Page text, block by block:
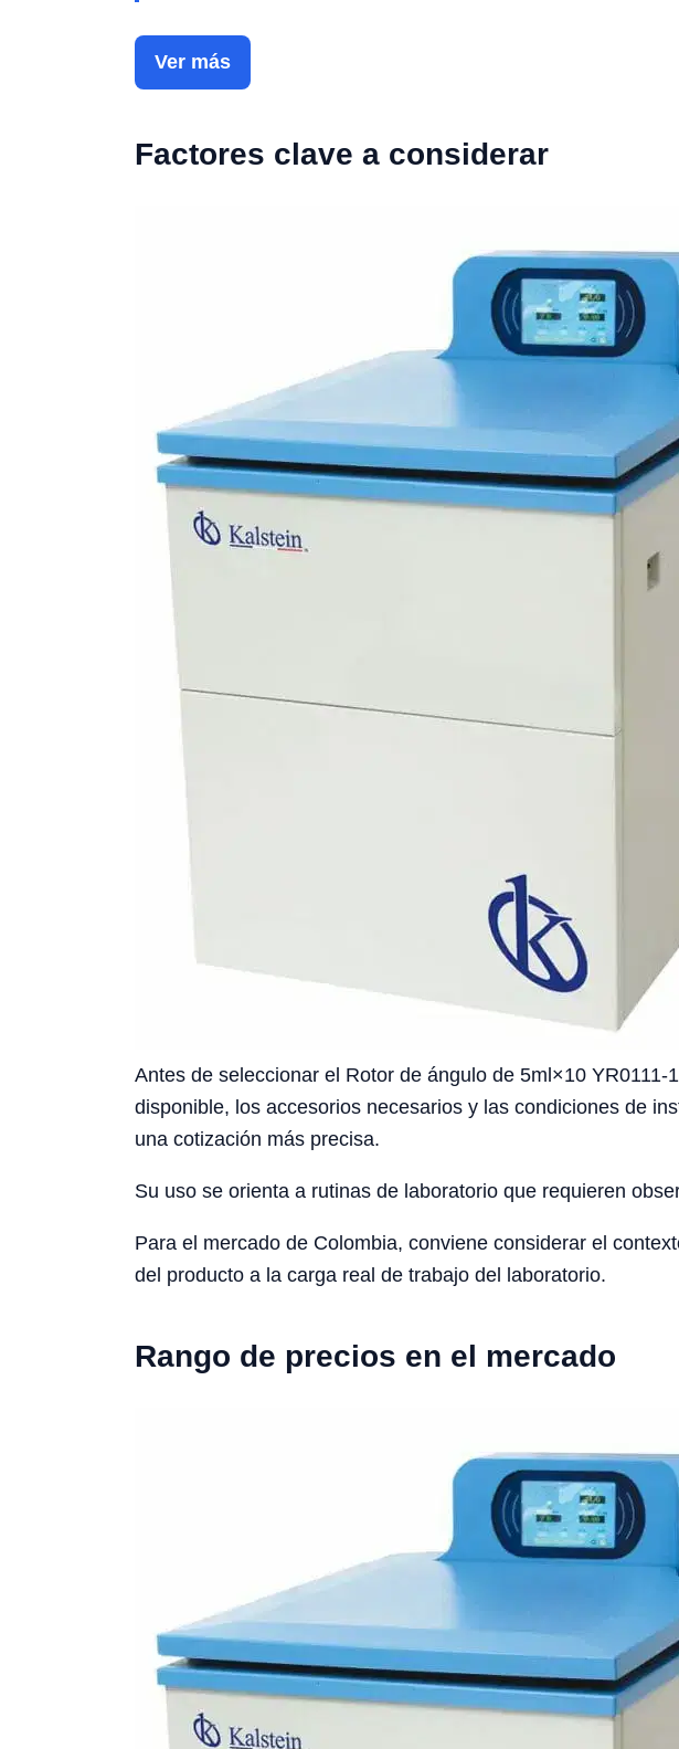
Ver más
Factores clave a considerar
Antes de seleccionar el Rotor de ángulo de 5ml×10
disponible, los accesorios necesarios y las condiciones de
una cotización más precisa.
Su uso se orienta a rutinas de laboratorio que requieren
Para el mercado de Colombia, conviene considerar el
del producto a la carga real de trabajo del laboratorio.
Rango de precios en el mercado